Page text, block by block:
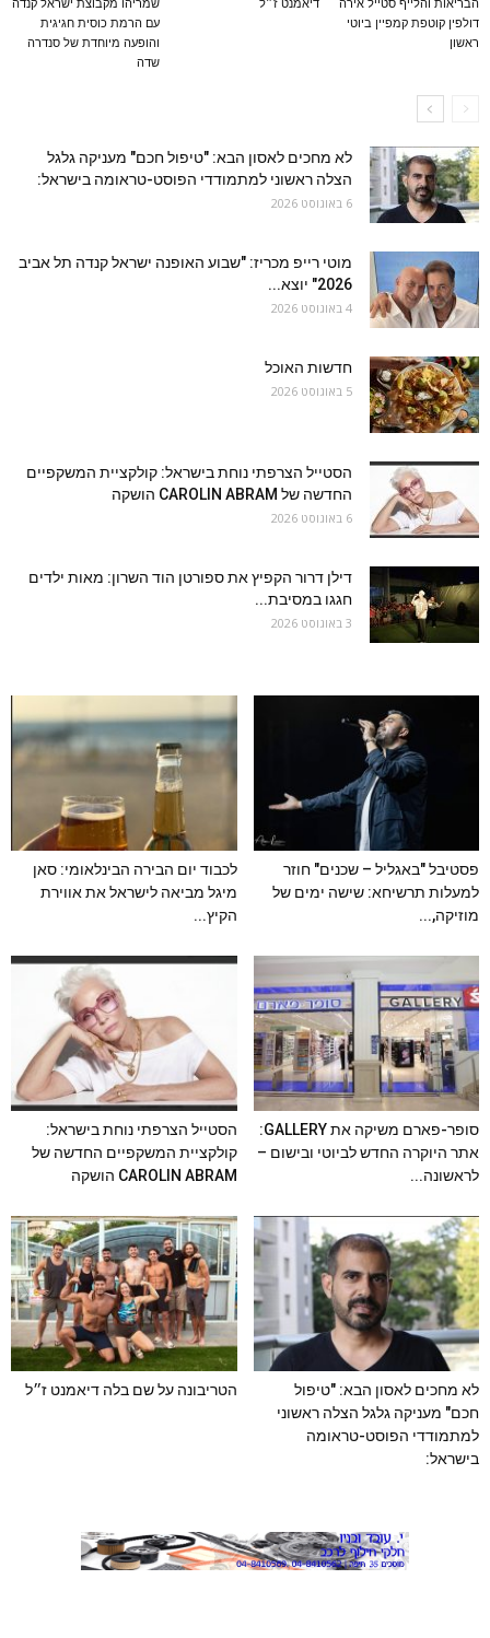
הבריאות והלייף סטייל אירה
דולפין קוטפת קמפיין ביוטי
ראשון
דיאמנט ז״ל
שמריהו מקבוצת ישראל קנדה
עם הרמת כוסית חגיגית
והופעה מיוחדת של סנדרה
שדה
לא מחכים לאסון הבא: "טיפול חכם" מעניקה גלגל
הצלה ראשוני למתמודדי הפוסט-טראומה בישראל:
6 באוגוסט 2026
מוטי רייפ מכריז: "שבוע האופנה ישראל קנדה תל אביב
2026" יוצא...
4 באוגוסט 2026
חדשות האוכל
5 באוגוסט 2026
הסטייל הצרפתי נוחת בישראל: קולקציית המשקפיים
החדשה של CAROLIN ABRAM הושקה
6 באוגוסט 2026
דילן דרור הקפיץ את ספורטן הוד השרון: מאות ילדים
חגגו במסיבת...
3 באוגוסט 2026
פסטיבל "באגליל – שכנים" חוזר
למעלות תרשיחא: שישה ימים של
מוזיקה,...
לכבוד יום הבירה הבינלאומי: סאן
מיגל מביאה לישראל את אווירת
הקיץ...
סופר-פארם משיקה את GALLERY:
אתר היוקרה החדש לביוטי ובישום –
לראשונה...
הסטייל הצרפתי נוחת בישראל:
קולקציית המשקפיים החדשה של
CAROLIN ABRAM הושקה
לא מחכים לאסון הבא: "טיפול
חכם" מעניקה גלגל הצלה ראשוני
למתמודדי הפוסט-טראומה
בישראל:
הטריבונה על שם בלה דיאמנט ז״ל